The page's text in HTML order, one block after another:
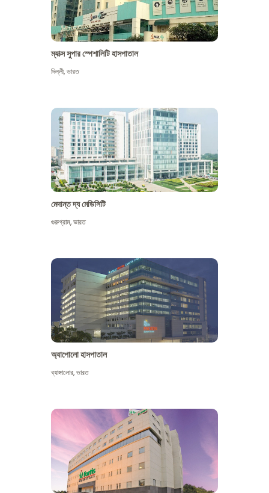
ম্যাক্স সুপার স্পেশালিটি হাসপাতাল
দিল্লী,ভারত
মেদান্ত দ্য মেডিসিটি
গুরুগ্রাম,ভারত
অ্যাপোলো হাসপাতাল
ব্যাঙ্গালোর,ভারত